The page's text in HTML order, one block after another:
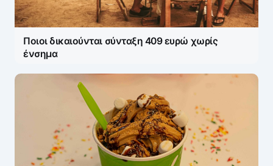
Ποιοι δικαιούνται σύνταξη 409 ευρώ χωρίς
ένσημα